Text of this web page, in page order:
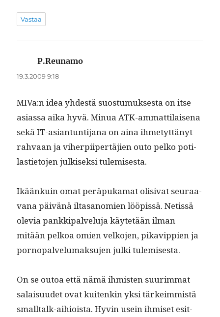
Vastaa
P.Reunamo
19.3.2009 9:18
MIVa:n idea yhdestä suos­tu­muk­ses­ta on itse
asi­as­sa aika hyvä. Min­ua ATK-ammat­ti­laise­na
sekä IT-asiantun­ti­jana on aina ihme­tyt­tänyt
rah­vaan ja viher­pi­ipertäjien outo pelko poti­
lasti­eto­jen julkisek­si tulemisesta.
Ikäänkuin omat peräpuka­mat oli­si­vat seu­raa­
vana päivänä iltasanomien lööpis­sä. Netis­sä
ole­via pankkipalvelu­ja käytetään ilman
mitään pelkoa omien velko­jen, pikavip­pi­en ja
pornopalvelumak­su­jen jul­ki tulemisesta.
On se outoa että nämä ihmis­ten suurim­mat
salaisu­udet ovat kuitenkin yksi tärkeim­mistä
smalltalk-aihioista. Hyvin usein ihmiset esit­